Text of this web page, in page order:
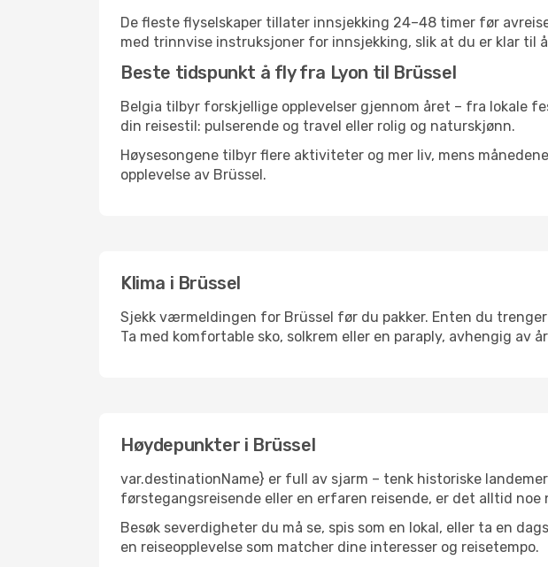
De fleste flyselskaper tillater innsjekking 24–48 timer før
med trinnvise instruksjoner for innsjekking, slik at du er klar til
Beste tidspunkt å fly fra Lyon til Brüssel
Belgia tilbyr forskjellige opplevelser gjennom året – fra lokale
din reisestil: pulserende og travel eller rolig og naturskjønn.
Høysesongene tilbyr flere aktiviteter og mer liv, mens
opplevelse av Brüssel.
Klima i Brüssel
Sjekk værmeldingen for Brüssel før du pakker. Enten du
Ta med komfortable sko, solkrem eller en paraply, avhengig av
Høydepunkter i Brüssel
var.destinationName} er full av sjarm – tenk historiske
førstegangsreisende eller en erfaren reisende, er det alltid noe
Besøk severdigheter du må se, spis som en lokal, eller ta en
en reiseopplevelse som matcher dine interesser og reisetempo.